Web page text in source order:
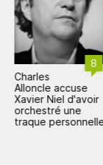
8
Charles
Alloncle accuse
Xavier Niel d'avoir
orchestré une
traque